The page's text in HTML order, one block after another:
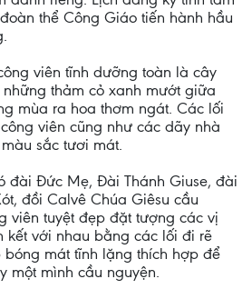
thể Công Giáo tiến hành hầu
viên tĩnh dưỡng toàn là cây
thảm cỏ xanh mướt giữa
mùa ra hoa thơm ngát. Các lối
viên cũng như các dãy nhà
sắc tươi mát.
đài Đức Mẹ, Đài Thánh Giuse, đài
đồi Calvê Chúa Giêsu cầu
viên tuyệt đẹp đặt tượng các vị
kết với nhau bằng các lối đi rẽ
mát tĩnh lặng thích hợp để
một mình cầu nguyện.